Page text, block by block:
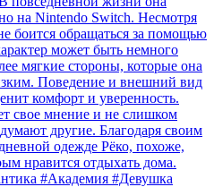
на Nintendo Switch. Несмотря
боится обращаться за помощью
может быть немного
мягкие стороны, которые она
Поведение и внешний вид
комфорт и уверенность.
свое мнение и не слишком
другие. Благодаря своим
одежде Рёко, похоже,
нравится отдыхать дома.
#Академия #Девушка